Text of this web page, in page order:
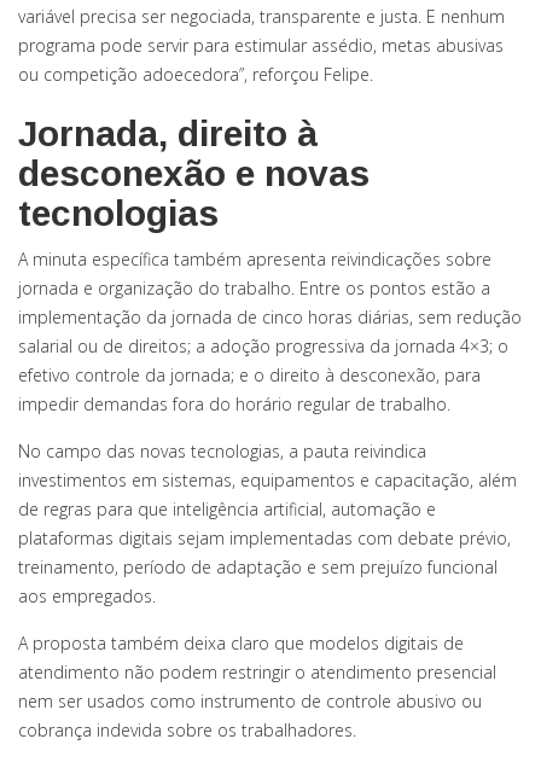
variável precisa ser negociada, transparente e justa. E nenhum
programa pode servir para estimular assédio, metas abusivas
ou competição adoecedora”, reforçou Felipe.
Jornada, direito à
desconexão e novas
tecnologias
A minuta específica também apresenta reivindicações sobre
jornada e organização do trabalho. Entre os pontos estão a
implementação da jornada de cinco horas diárias, sem redução
salarial ou de direitos; a adoção progressiva da jornada 4×3; o
efetivo controle da jornada; e o direito à desconexão, para
impedir demandas fora do horário regular de trabalho.
No campo das novas tecnologias, a pauta reivindica
investimentos em sistemas, equipamentos e capacitação, além
de regras para que inteligência artificial, automação e
plataformas digitais sejam implementadas com debate prévio,
treinamento, período de adaptação e sem prejuízo funcional
aos empregados.
A proposta também deixa claro que modelos digitais de
atendimento não podem restringir o atendimento presencial
nem ser usados como instrumento de controle abusivo ou
cobrança indevida sobre os trabalhadores.